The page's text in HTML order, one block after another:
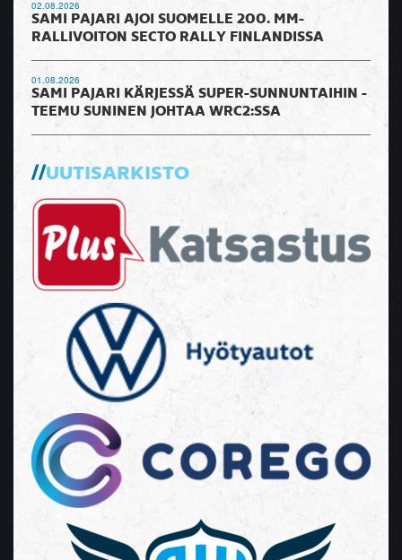
02.08.2026
SAMI PAJARI AJOI SUOMELLE 200. MM-
RALLIVOITON SECTO RALLY FINLANDISSA
01.08.2026
SAMI PAJARI KÄRJESSÄ SUPER-SUNNUNTAIHIN -
TEEMU SUNINEN JOHTAA WRC2:SSA
UUTISARKISTO